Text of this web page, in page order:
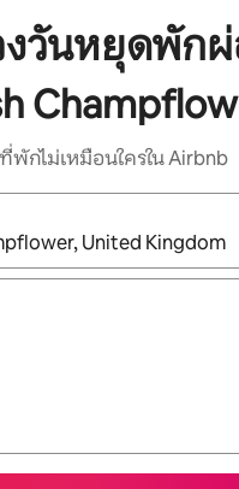
วันหยุดพัก
กไม่เหมือนใครใน Airbnb
รือใช้การสัมผัสหรือปัด เพื่อสำ